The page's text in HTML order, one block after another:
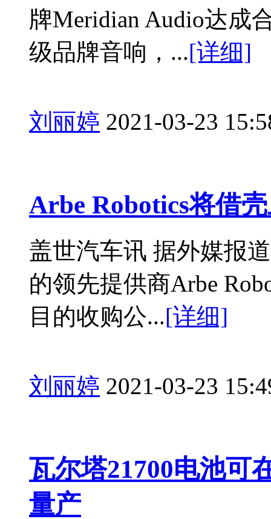
牌Meridian Audio达成
级品牌音响，...[详细]
刘丽婷 2021-03-23
Arbe Robotics将借
盖世汽车讯 据外媒报
的领先提供商Arbe
目的收购公...[详细]
刘丽婷 2021-03-23
瓦尔塔21700电池可
量产